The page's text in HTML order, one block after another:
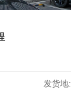
发货地: